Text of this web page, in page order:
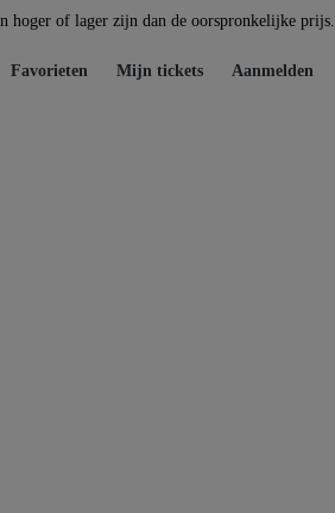
hoger of lager zijn dan de oorspronkelijke prijs.
Favorieten Mijn tickets Aanmelden